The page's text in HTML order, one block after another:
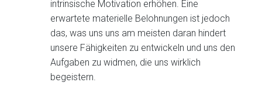
intrinsische Motivation erhöhen. Eine
erwartete materielle Belohnungen ist jedoch
das, was uns uns am meisten daran hindert
unsere Fähigkeiten zu entwickeln und uns den
Aufgaben zu widmen, die uns wirklich
begeistern.